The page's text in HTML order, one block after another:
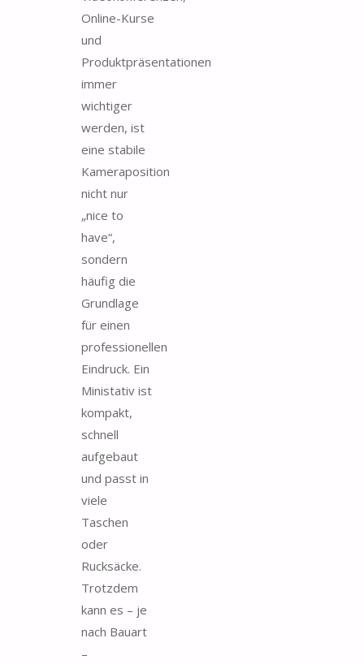
Online-Kurse
und
Produktpräsentationen
immer
wichtiger
werden, ist
eine stabile
Kameraposition
nicht nur
„nice to
have“,
sondern
häufig die
Grundlage
für einen
professionellen
Eindruck. Ein
Ministativ ist
kompakt,
schnell
aufgebaut
und passt in
viele
Taschen
oder
Rucksäcke.
Trotzdem
kann es – je
nach Bauart
–